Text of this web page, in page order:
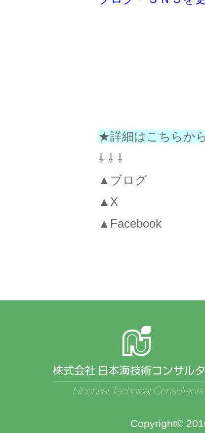
★詳細はこちらか
⇩ ⇩ ⇩
▲ブログ
▲X
▲Facebook
Copyright©